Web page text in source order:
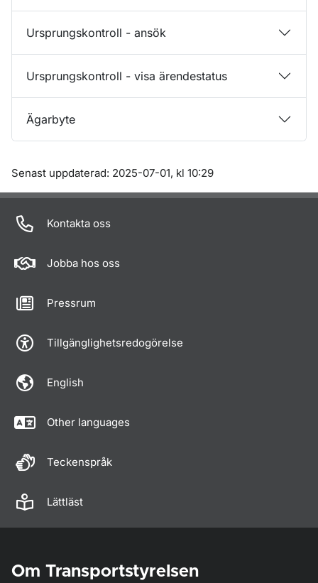
Ursprungskontroll - ansök
Ursprungskontroll - visa ärendestatus
Ägarbyte
Om sidan
Senast uppdaterad: 2025-07-01, kl 10:29
Kontakta oss
Jobba hos oss
Pressrum
Tillgänglighetsredogörelse
English
Other languages
Teckenspråk
Lättläst
Om Transportstyrelsen